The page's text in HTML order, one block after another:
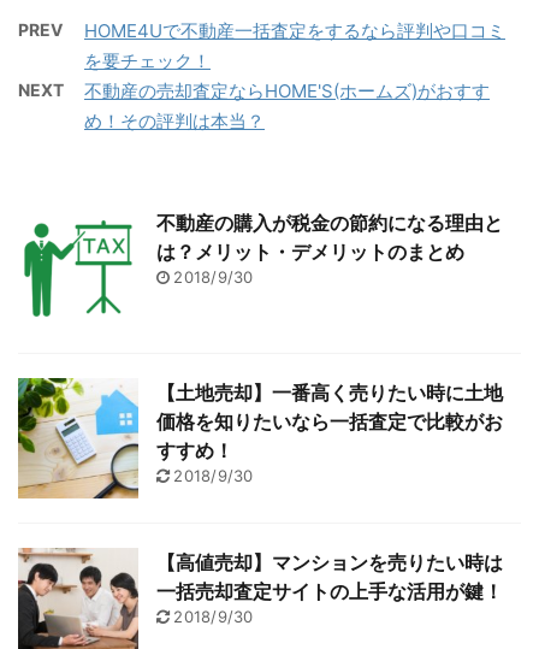
PREV
HOME4Uで不動産一括査定をするなら評判や口コミ
を要チェック！
NEXT
不動産の売却査定ならHOME'S(ホームズ)がおすす
め！その評判は本当？
不動産の購入が税金の節約になる理由と
は？メリット・デメリットのまとめ
2018/9/30
【土地売却】一番高く売りたい時に土地
価格を知りたいなら一括査定で比較がお
すすめ！
2018/9/30
【高値売却】マンションを売りたい時は
一括売却査定サイトの上手な活用が鍵！
2018/9/30